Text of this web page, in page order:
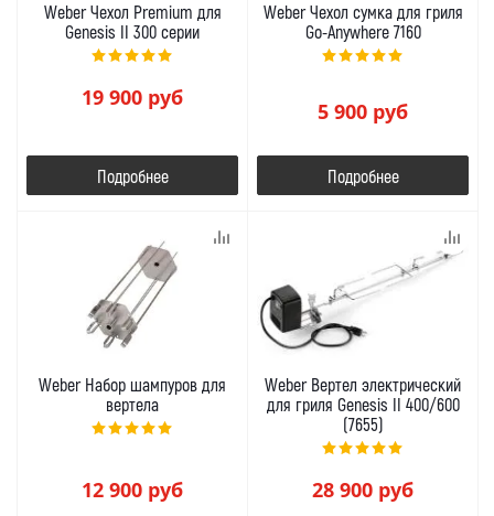
Weber Чехол Premium для
Genesis II 300 серии
19 900 руб
Подробнее
Weber Чехол сумка для гриля
Go-Anywhere 7160
5 900 руб
Подробнее
Weber Набор шампуров для
вертела
12 900 руб
Weber Вертел электрический
для гриля Genesis II 400/600
(7655)
28 900 руб